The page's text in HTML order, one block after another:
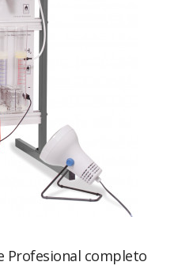
Profesional completo